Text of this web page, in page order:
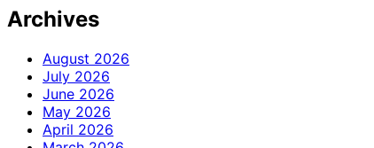
Archives
August 2026
July 2026
June 2026
May 2026
April 2026